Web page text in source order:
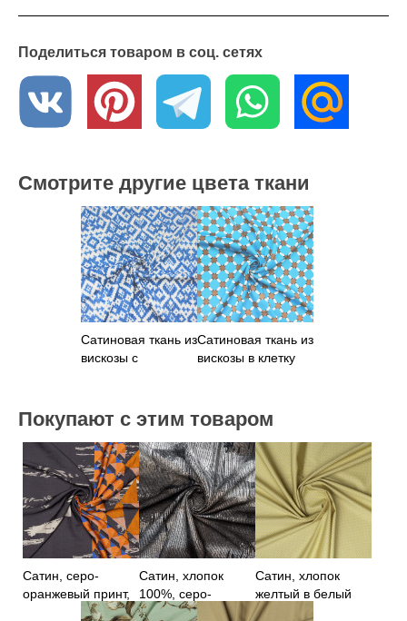
Поделиться товаром в соц. сетях
Смотрите другие цвета ткани
Сатиновая ткань из
вискозы с
Сатиновая ткань из
вискозы в клетку
Покупают с этим товаром
Сатин, серо-
оранжевый принт,
купон 90 см
Сатин, хлопок
100%, серо-
коричневый принт
Сатин, хлопок
желтый в белый
горох